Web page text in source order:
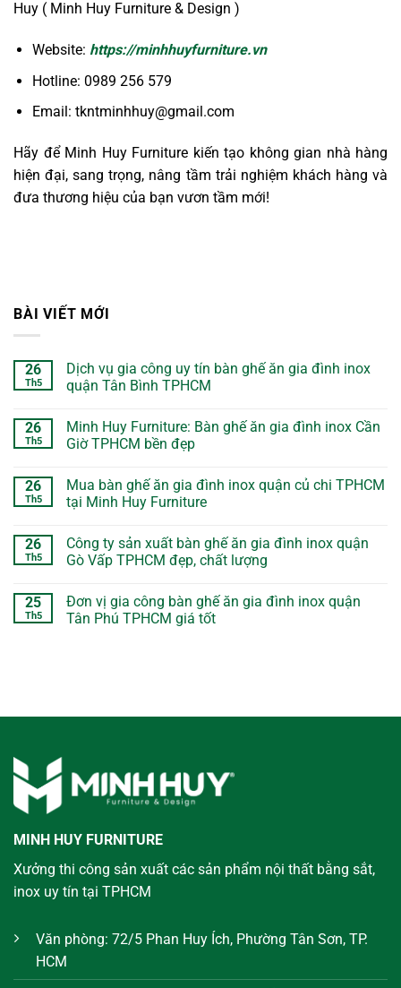
Huy ( Minh Huy Furniture & Design )
Website: https://minhhuyfurniture.vn
Hotline: 0989 256 579
Email: tkntminhhuy@gmail.com
Hãy để Minh Huy Furniture kiến tạo không gian nhà hàng
hiện đại, sang trọng, nâng tầm trải nghiệm khách hàng và
đưa thương hiệu của bạn vươn tầm mới!
BÀI VIẾT MỚI
26
Th5
Dịch vụ gia công uy tín bàn ghế ăn gia đình inox
quận Tân Bình TPHCM
26
Th5
Minh Huy Furniture: Bàn ghế ăn gia đình inox Cần
Giờ TPHCM bền đẹp
26
Th5
Mua bàn ghế ăn gia đình inox quận củ chi TPHCM
tại Minh Huy Furniture
26
Th5
Công ty sản xuất bàn ghế ăn gia đình inox quận
Gò Vấp TPHCM đẹp, chất lượng
25
Th5
Đơn vị gia công bàn ghế ăn gia đình inox quận
Tân Phú TPHCM giá tốt
MINH HUY FURNITURE
Xưởng thi công sản xuất các sản phẩm nội thất bằng sắt,
inox uy tín tại TPHCM
Văn phòng: 72/5 Phan Huy Ích, Phường Tân Sơn, TP.
HCM